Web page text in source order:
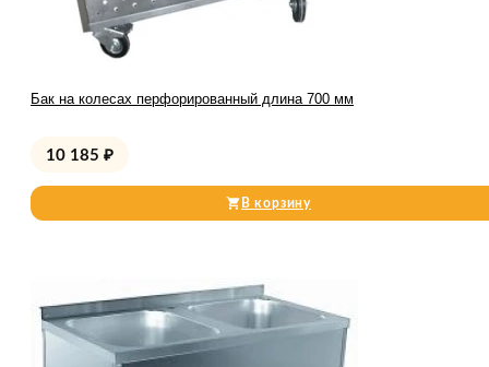
Бак на колесах перфорированный длина 700 мм
10 185 ₽
В корзину